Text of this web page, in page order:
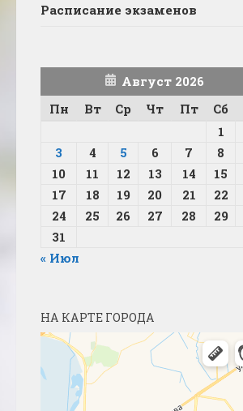
Расписание экзаменов
Август 2026
Пн
Вт Ср Чт Пт Сб
1
3
4 5 6 7 8
10
11 12 13 14 15
17
18 19 20 21 22
24
25 26 27 28 29
31
« Июл
НА КАРТЕ ГОРОДА